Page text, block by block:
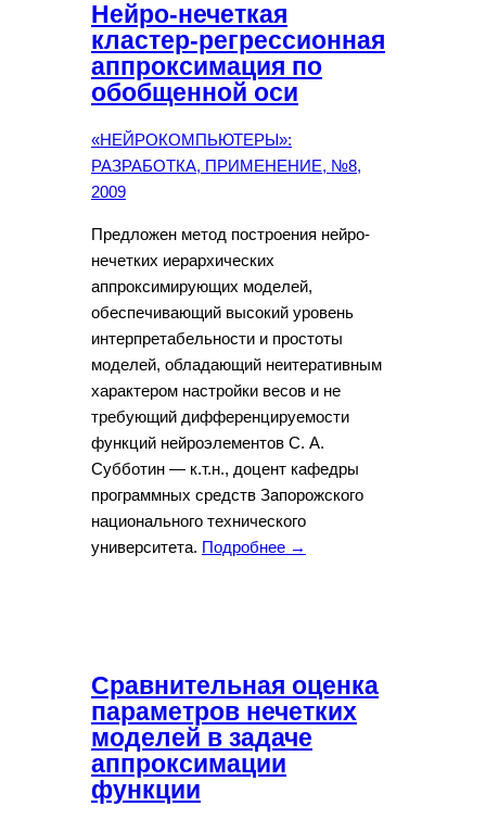
Нейро-нечеткая
кластер-регрессионная
аппроксимация по
обобщенной оси
«НЕЙРОКОМПЬЮТЕРЫ»:
РАЗРАБОТКА, ПРИМЕНЕНИЕ, №8,
2009
Предложен метод построения нейро-
нечетких иерархических
аппроксимирующих моделей,
обеспечивающий высокий уровень
интерпретабельности и простоты
моделей, обладающий неитеративным
характером настройки весов и не
требующий дифференцируемости
функций нейроэлементов С. А.
Субботин — к.т.н., доцент кафедры
программных средств Запорожского
национального технического
университета. Подробнее →
Сравнительная оценка
параметров нечетких
моделей в задаче
аппроксимации
функции